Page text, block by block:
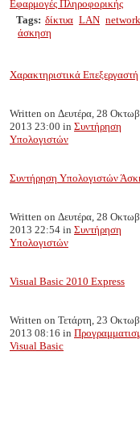
Εφαρμογές Πληροφορικής
Tags: δίκτυα LAN
άσκηση
Χαρακτηριστικά Επεξεργαστή
Written on Δευτέρα, 28
2013 23:00 in Συντήρηση
Υπολογιστών
Συντήρηση Υπολογιστών
Written on Δευτέρα, 28
2013 22:54 in Συντήρηση
Υπολογιστών
Visual Basic 2010 Express
Written on Τετάρτη, 23
2013 08:16 in
Visual Basic